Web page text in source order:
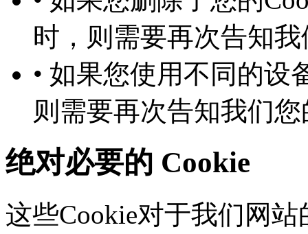
时，则需要再次告知
• 如果您使用不同的设
则需要再次告知我们
绝对必要的 Cookie
这些Cookie对于我们网站